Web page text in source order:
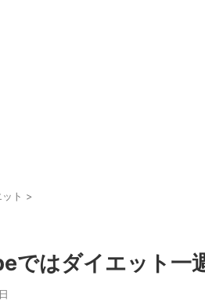
ト >
ではダイエット一